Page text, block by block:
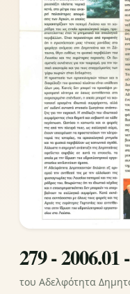
279 -
του Αδελφότητα